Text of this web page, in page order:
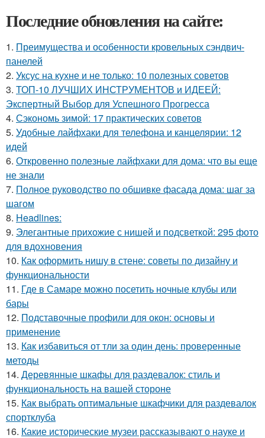
Последние обновления на сайте:
1. Преимущества и особенности кровельных сэндвич-
панелей
2. Уксус на кухне и не только: 10 полезных советов
3. ТОП-10 ЛУЧШИХ ИНСТРУМЕНТОВ и ИДЕЕЙ:
Экспертный Выбор для Успешного Прогресса
4. Сэкономь зимой: 17 практических советов
5. Удобные лайфхаки для телефона и канцелярии: 12
идей
6. Откровенно полезные лайфхаки для дома: что вы еще
не знали
7. Полное руководство по обшивке фасада дома: шаг за
шагом
8. Headlines:
9. Элегантные прихожие с нишей и подсветкой: 295 фото
для вдохновения
10. Как оформить нишу в стене: советы по дизайну и
функциональности
11. Где в Самаре можно посетить ночные клубы или
бары
12. Подставочные профили для окон: основы и
применение
13. Как избавиться от тли за один день: проверенные
методы
14. Деревянные шкафы для раздевалок: стиль и
функциональность на вашей стороне
15. Как выбрать оптимальные шкафчики для раздевалок
спортклуба
16. Какие исторические музеи рассказывают о науке и